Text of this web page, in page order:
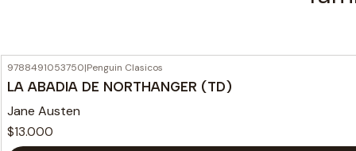
9788491053750|Penguin Clasicos
LA ABADIA DE NORTHANGER (TD)
Jane Austen
$13.000